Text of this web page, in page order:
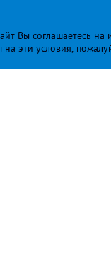
Вы соглашаетесь
эти условия,